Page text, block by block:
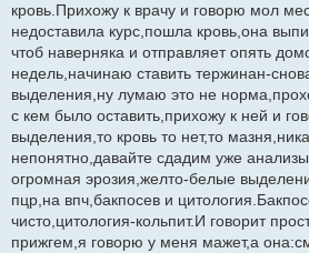
кровь.Прихожу к врачу и говорю мол
недоставила курс,пошла кровь,она
чтоб наверняка и отправляет опять
недель,начинаю ставить тержинан-
выделения,ну лумаю это не
с кем было оставить,прихожу к ней и
выделения,то кровь то нет,то
непонятно,давайте сдадим уже
огромная эрозия,желто-белые
пцр,на впч,бакпосев и
чисто,цитология-кольпит.И говорит
прижгем,я говорю у меня мажет,а